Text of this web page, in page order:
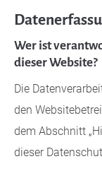
Cybersteel Inc.
376-293 City
Have any
Wer ist
dieser Website?
Die
den
dem Abschnitt
dieser